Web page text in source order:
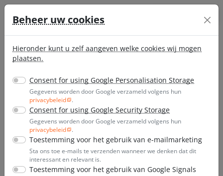
Ga direct naar de hoofdinhoud van deze pagina.
045 51 11 027
4,4 5 153 beoordelingen
Beheer uw cookies
Hieronder kunt u zelf aangeven welke cookies wij mogen
plaatsen.
Consent for using Google Personalisation Storage
Gegevens worden door Google verzameld volgens hun
privacybeleid
.
Consent for using Google Security Storage
Gegevens worden door Google verzameld volgens hun
privacybeleid
.
Toestemming voor het gebruik van e-mailmarketing
Sta ons toe e-mails te verzenden wanneer we denken dat dit
interessant en relevant is.
Toestemming voor het gebruik van Google Signals